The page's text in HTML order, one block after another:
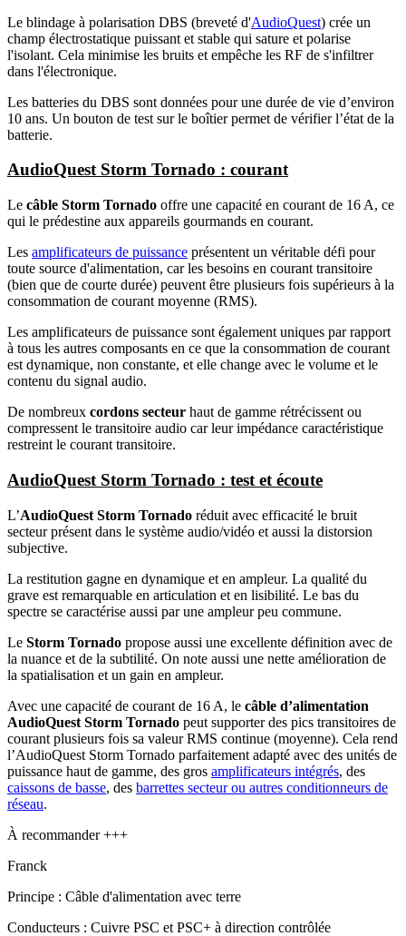
Le blindage à polarisation DBS (breveté d'AudioQuest) crée un
champ électrostatique puissant et stable qui sature et polarise
l'isolant. Cela minimise les bruits et empêche les RF de s'infiltrer
dans l'électronique.
Les batteries du DBS sont données pour une durée de vie d’environ
10 ans. Un bouton de test sur le boîtier permet de vérifier l’état de la
batterie.
AudioQuest Storm Tornado : courant
Le câble Storm Tornado offre une capacité en courant de 16 A, ce
qui le prédestine aux appareils gourmands en courant.
Les amplificateurs de puissance présentent un véritable défi pour
toute source d'alimentation, car les besoins en courant transitoire
(bien que de courte durée) peuvent être plusieurs fois supérieurs à la
consommation de courant moyenne (RMS).
Les amplificateurs de puissance sont également uniques par rapport
à tous les autres composants en ce que la consommation de courant
est dynamique, non constante, et elle change avec le volume et le
contenu du signal audio.
De nombreux cordons secteur haut de gamme rétrécissent ou
compressent le transitoire audio car leur impédance caractéristique
restreint le courant transitoire.
AudioQuest Storm Tornado : test et écoute
L’AudioQuest Storm Tornado réduit avec efficacité le bruit
secteur présent dans le système audio/vidéo et aussi la distorsion
subjective.
La restitution gagne en dynamique et en ampleur. La qualité du
grave est remarquable en articulation et en lisibilité. Le bas du
spectre se caractérise aussi par une ampleur peu commune.
Le Storm Tornado propose aussi une excellente définition avec de
la nuance et de la subtilité. On note aussi une nette amélioration de
la spatialisation et un gain en ampleur.
Avec une capacité de courant de 16 A, le câble d’alimentation
AudioQuest Storm Tornado peut supporter des pics transitoires de
courant plusieurs fois sa valeur RMS continue (moyenne). Cela rend
l’AudioQuest Storm Tornado parfaitement adapté avec des unités de
puissance haut de gamme, des gros amplificateurs intégrés, des
caissons de basse, des barrettes secteur ou autres conditionneurs de
réseau.
À recommander +++
Franck
Principe : Câble d'alimentation avec terre
Conducteurs : Cuivre PSC et PSC+ à direction contrôlée